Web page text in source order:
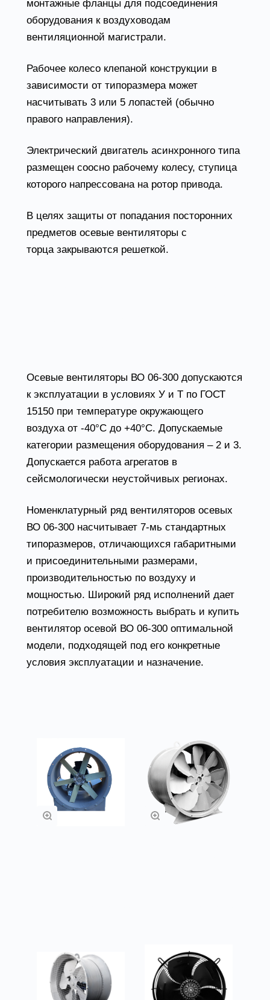
монтажные фланцы для подсоединения
оборудования к воздуховодам
вентиляционной магистрали.
Рабочее колесо клепаной конструкции в
зависимости от типоразмера может
насчитывать 3 или 5 лопастей (обычно
правого направления).
Электрический двигатель асинхронного типа
размещен соосно рабочему колесу, ступица
которого напрессована на ротор привода.
В целях защиты от попадания посторонних
предметов осевые вентиляторы с
торца закрываются решеткой.
Осевые вентиляторы ВО 06-300 допускаются
к эксплуатации в условиях У и Т по ГОСТ
15150 при температуре окружающего
воздуха от -40°С до +40°С. Допускаемые
категории размещения оборудования – 2 и 3.
Допускается работа агрегатов в
сейсмологически неустойчивых регионах.
Номенклатурный ряд вентиляторов осевых
ВО 06-300 насчитывает 7-мь стандартных
типоразмеров, отличающихся габаритными
и присоединительными размерами,
производительностью по воздуху и
мощностью. Широкий ряд исполнений дает
потребителю возможность выбрать и купить
вентилятор осевой ВО 06-300 оптимальной
модели, подходящей под его конкретные
условия эксплуатации и назначение.